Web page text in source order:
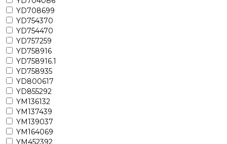
YD708699
YD754370
YD754470
YD757259
YD758916
YD758916.1
YD758935
YD800617
YD855292
YM136132
YM137439
YM139037
YM164069
YM452392